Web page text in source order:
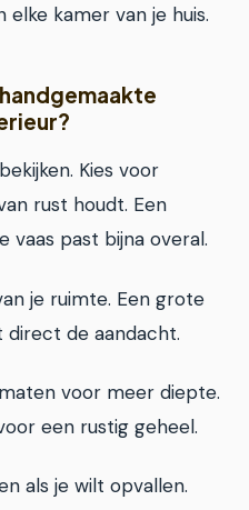
kamer van je huis.
Kies voor
rust houdt. Een
vaas past bijna overal.
je ruimte. Een grote
de aandacht.
voor meer diepte.
een rustig geheel.
als je wilt opvallen.